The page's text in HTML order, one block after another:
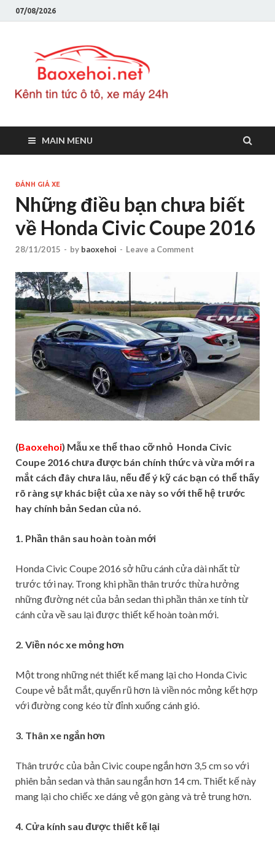
07/08/2026
MAIN MENU
ĐÁNH GIÁ XE
Những điều bạn chưa biết
về Honda Civic Coupe 2016
28/11/2015 - by baoxehoi - Leave a Comment
(Baoxehoi) Mẫu xe thể thao cỡ nhỏ Honda Civic
Coupe 2016 chưa được bán chính thức và vừa mới ra
mắt cách đây chưa lâu, nếu để ý kỹ các bạn có thể thấy
rõ ràng sự khác biệt của xe này so với thế hệ trước
hay chính bản Sedan của nó.
1. Phần thân sau hoàn toàn mới
Honda Civic Coupe 2016 sở hữu cánh cửa dài nhất ​từ
trước tới nay. Trong khi phần thân trước thừa hưởng
những đường nét của bản sedan thì phần thân xe tính từ
cánh cửa về sau lại được thiết kế hoàn toàn mới.
2. Viền nóc xe mỏng hơn
Một trong những nét thiết kế mang lại cho Honda Civic
Coupe vẻ bắt mắt, quyến rũ hơn là viền nóc mỏng kết hợp
với đường cong kéo từ đỉnh xuống cánh gió.
3. Thân xe ngắn hơn
Thân trước của bản Civic coupe ngắn hơn 3,5 cm so với
phiên bản sedan và thân sau ngắn hơn 14 cm. Thiết kế này
mang lại cho chiếc xe dáng vẻ gọn gàng và trẻ trung hơn.
4. Cửa kính sau được thiết kế lại